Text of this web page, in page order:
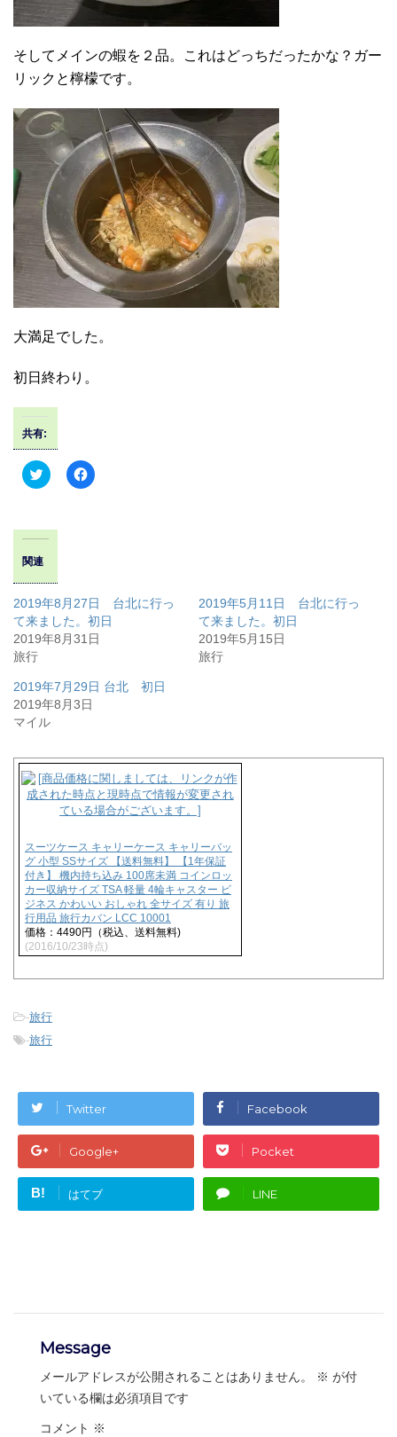
そしてメインの蝦を２品。これはどっちだったかな？ガー
リックと檸檬です。
大満足でした。
初日終わり。
共有:
ク
リ
て
T
t
e
で
共
有
し
い
ウ
ィ
ン
で
開
き
ま
F
a
す
る
に
は
ク
ク
し
て
く
(
新
し
い
ウ
ィ
ド
ウ
で
開
き
ま
す
)
関連
2019年8月27日 台北に行っ
て来ました。初日
2019年8月31日
旅行
2019年5月11日 台北に行っ
て来ました。初日
2019年5月15日
旅行
2019年7月29日 台北 初日
2019年8月3日
マイル
スーツケース キャリーケース キャリーバッ
グ 小型 SSサイズ 【送料無料】 【1年保証
付き】 機内持ち込み 100席未満 コインロッ
カー収納サイズ TSA 軽量 4輪キャスター ビ
ジネス かわいい おしゃれ 全サイズ 有り 旅
行用品 旅行カバン LCC 10001
価格：4490円（税込、送料無料)
(2016/10/23時点)
-旅行
-旅行
Twitter Facebook
Google+ Pocket
B! はてブ LINE
Message
メールアドレスが公開されることはありません。 ※ が付
いている欄は必須項目です
コメント ※